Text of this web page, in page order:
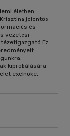
életben...
jelentős
és
vezetési
Ez
kipróbálására
exelnöke,